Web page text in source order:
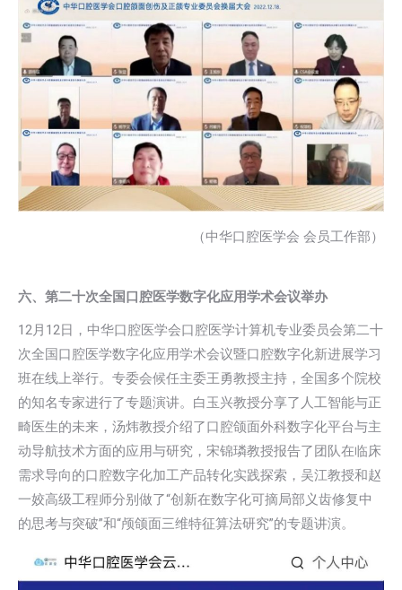
（中华口腔医学会 会员工作部）
六、第二十次全国口腔医学数字化应用学术会议举办
12月12日，中华口腔医学会口腔医学计算机专业委员会第二十
次全国口腔医学数字化应用学术会议暨口腔数字化新进展学习
班在线上举行。专委会候任主委王勇教授主持，全国多个院校
的知名专家进行了专题演讲。白玉兴教授分享了人工智能与正
畸医生的未来，汤炜教授介绍了口腔颌面外科数字化平台与主
动导航技术方面的应用与研究，宋锦璘教授报告了团队在临床
需求导向的口腔数字化加工产品转化实践探索，吴江教授和赵
一姣高级工程师分别做了“创新在数字化可摘局部义齿修复中
的思考与突破”和“颅颌面三维特征算法研究”的专题讲演。